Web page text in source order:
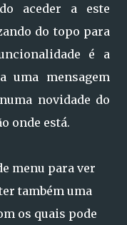
aceder a este
do topo para
é a
uma mensagem
novidade do
onde está.
menu para ver
também uma
os quais pode